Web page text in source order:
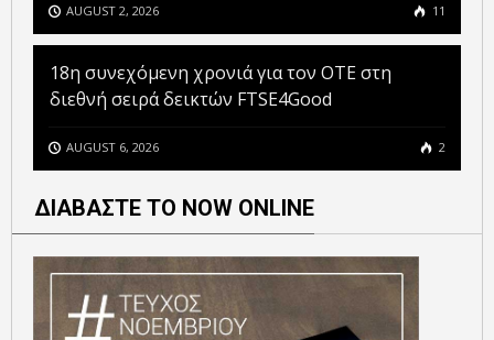
AUGUST 2, 2026 11
18η συνεχόμενη χρονιά για τον ΟΤΕ στη
διεθνή σειρά δεικτών FTSE4Good
AUGUST 6, 2026 2
ΔΙΑΒΑΣΤΕ ΤΟ NOW ONLINE